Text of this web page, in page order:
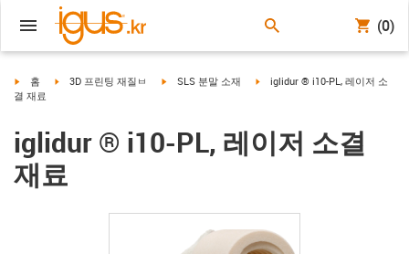
(0)
igus-icon-arrow-right
홈 igus-icon-arrow-right
3D 프린팅 재질ㅂ igus-icon-arrow-right
SLS 분말 소재 igus-icon-arrow-right
iglidur ® i10-PL, 레이저 소
결 재료
iglidur ® i10-PL, 레이저 소결
재료